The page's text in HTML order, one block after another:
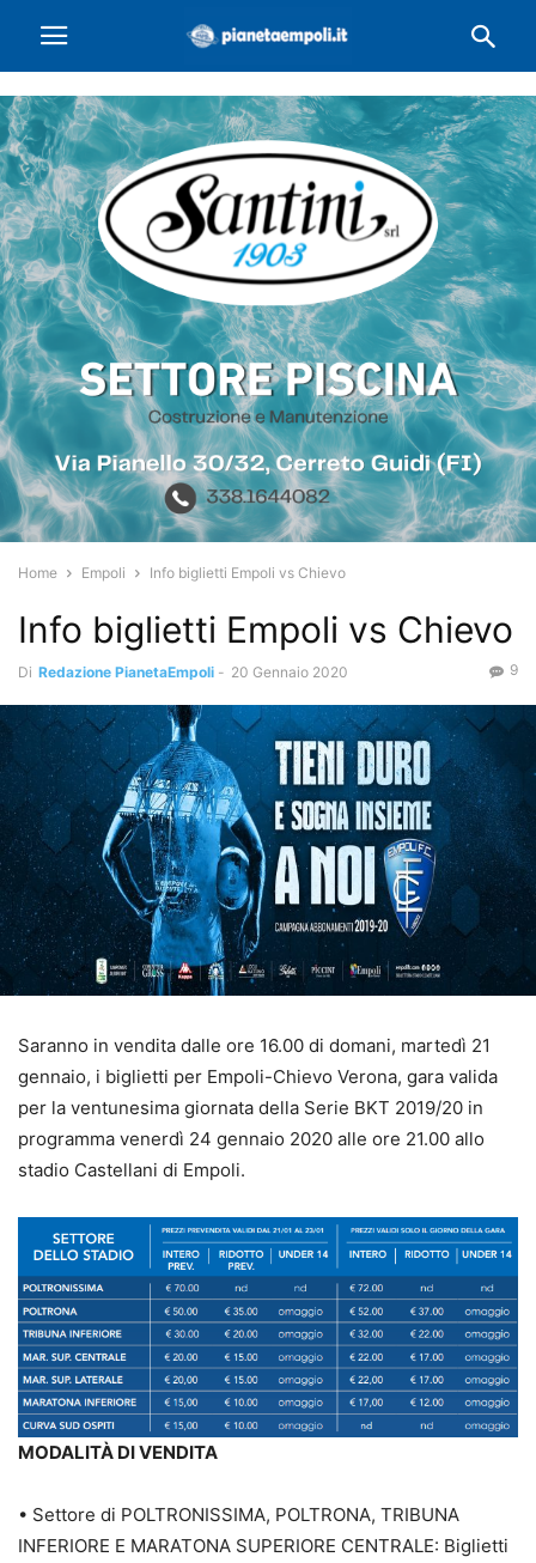
Home Empoli Info biglietti Empoli vs Chievo
Info biglietti Empoli vs Chievo
Di Redazione PianetaEmpoli - 20 Gennaio 2020 9
Saranno in vendita dalle ore 16.00 di domani, martedì 21
gennaio, i biglietti per Empoli-Chievo Verona, gara valida
per la ventunesima giornata della Serie BKT 2019/20 in
programma venerdì 24 gennaio 2020 alle ore 21.00 allo
stadio Castellani di Empoli.
MODALITÀ DI VENDITA
• Settore di POLTRONISSIMA, POLTRONA, TRIBUNA
INFERIORE E MARATONA SUPERIORE CENTRALE: Biglietti